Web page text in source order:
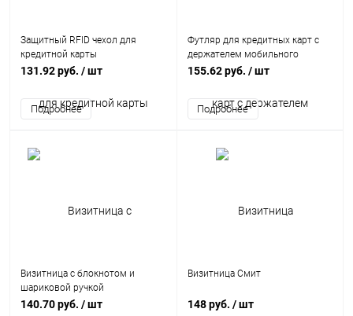
Защитный RFID чехол для
кредитной карты
131.92 руб. / шт
Футляр для кредитных карт с
держателем мобильного
155.62 руб. / шт
Визитница с блокнотом и
шариковой ручкой
140.70 руб. / шт
Визитница Смит
148 руб. / шт